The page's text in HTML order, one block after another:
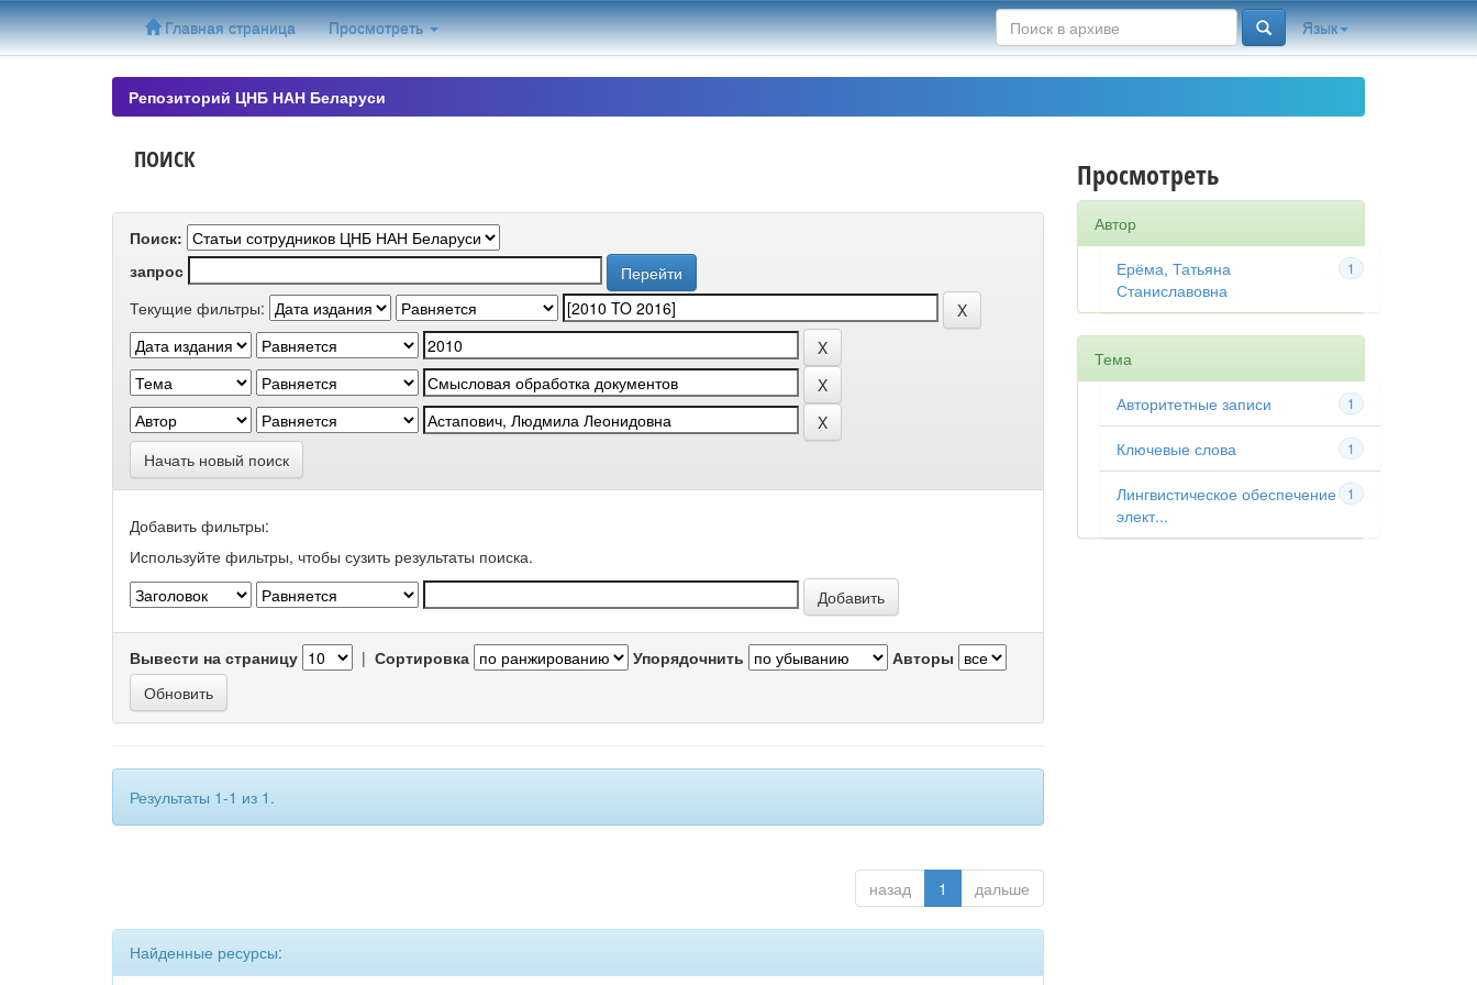
Skip
navigation
Главная страница Просмотреть Язык
Репозиторий ЦНБ НАН Беларуси
ПОИСК
Поиск:
запрос
Текущие фильтры:
Начать новый поиск
Добавить фильтры:
Используйте фильтры, чтобы сузить результаты поиска.
Вывести на страницу | Сортировка Упорядочнить Авторы
Результаты 1-1 из 1.
назад 1 дальше
Найденные ресурсы:
Просмотреть
Автор
1
Ерёма, Татьяна
Станиславовна
Тема
1
Авторитетные записи
1
Ключевые слова
1
Лингвистическое обеспечение
элект...